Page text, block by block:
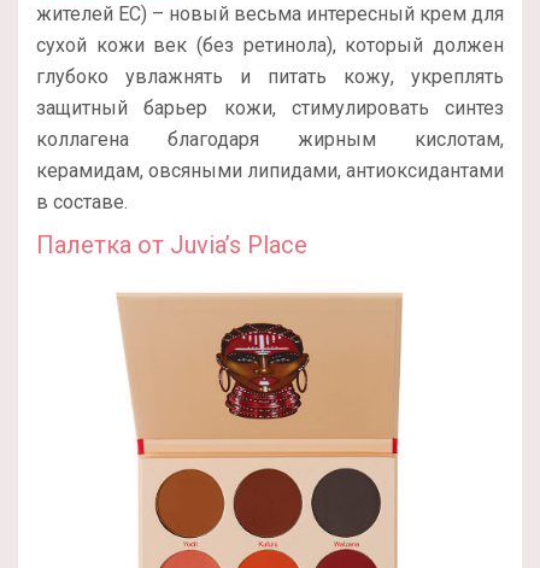
жителей ЕС) – новый весьма интересный крем для
сухой кожи век (без ретинола), который должен
глубоко увлажнять и питать кожу, укреплять
защитный барьер кожи, стимулировать синтез
коллагена благодаря жирным кислотам,
керамидам, овсяными липидами, антиоксидантами
в составе.
Палетка от Juvia’s Place